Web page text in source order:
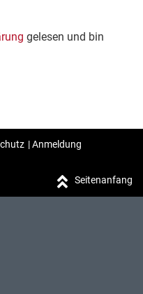
gelesen und bin
|Anmeldung
Seitenanfang